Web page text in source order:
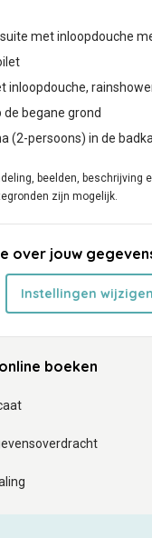
met inloopdouche
inloopdouche,
begane grond
(2-persoons) in de
beelden, beschrijving
zijn mogelijk.
over jouw
Instellingen wijzigen
boeken